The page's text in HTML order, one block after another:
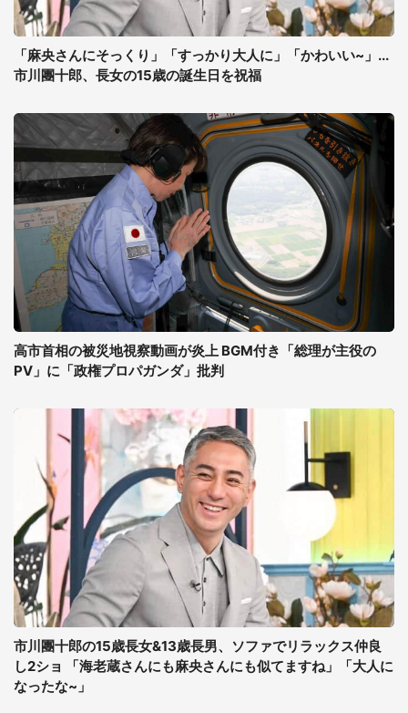
「麻央さんにそっくり」「すっかり大人に」「かわいい~」...
市川團十郎、長女の15歳の誕生日を祝福
高市首相の被災地視察動画が炎上 BGM付き「総理が主役の
PV」に「政権プロパガンダ」批判
市川團十郎の15歳長女&13歳長男、ソファでリラックス仲良
し2ショ 「海老蔵さんにも麻央さんにも似てますね」「大人に
なったな~」